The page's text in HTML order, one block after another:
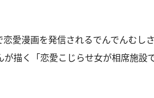
愛漫画を発信されるでんでんむし
が描く「恋愛こじらせ女が相席施設